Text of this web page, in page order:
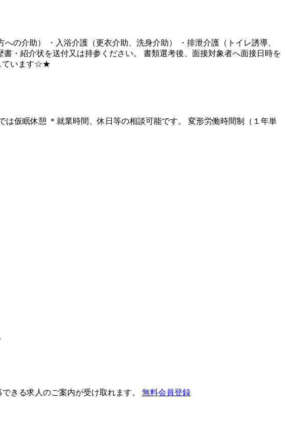
の介助） ・入浴介護（更衣介助、洗身介助） ・排泄介護（トイレ誘導、
・紹介状を送付又は持参ください。 書類選考後、面接対象者へ面接日時を
ています☆★
は仮眠休憩 ＊就業時間、休日等の相談可能です。 変形労働時間制（１年単
きる求人のご案内が受け取れます。 無料会員登録